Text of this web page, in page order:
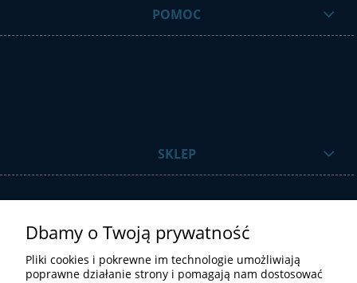
POMOC
SKLEP
Dbamy o Twoją prywatność
Pliki cookies i pokrewne im technologie umożliwiają
poprawne działanie strony i pomagają nam dostosować